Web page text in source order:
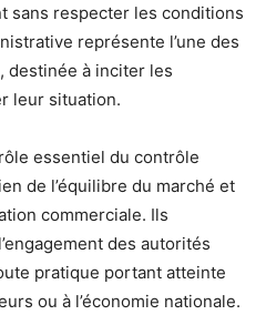
sans respecter les conditions
représente l’une des
destinée à inciter les
leur situation.
essentiel du contrôle
de l’équilibre du marché et
commerciale. Ils
des autorités
pratique portant atteinte
ou à l’économie nationale.